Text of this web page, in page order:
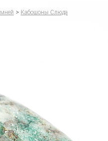
> Кабошоны Слюда